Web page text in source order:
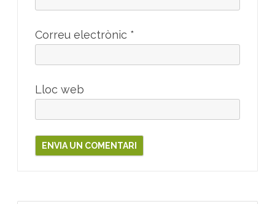
Correu electrònic *
Lloc web